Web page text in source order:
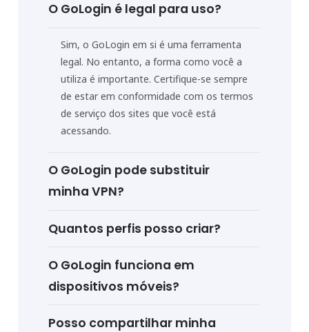
O GoLogin é legal para uso?
Sim, o GoLogin em si é uma ferramenta
legal. No entanto, a forma como você a
utiliza é importante. Certifique-se sempre
de estar em conformidade com os termos
de serviço dos sites que você está
acessando.
O GoLogin pode substituir
minha VPN?
Quantos perfis posso criar?
O GoLogin funciona em
dispositivos móveis?
Posso compartilhar minha